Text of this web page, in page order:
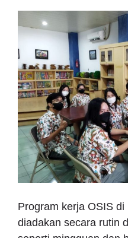
Program kerja OSIS
diadakan secara rutin